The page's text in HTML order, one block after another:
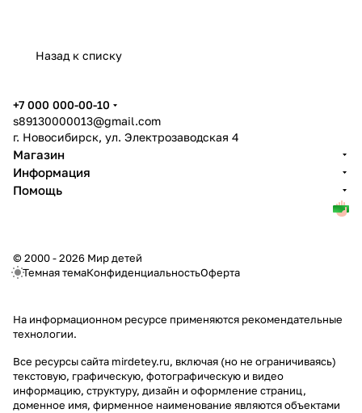
Назад к списку
+7 000 000-00-10
s89130000013@gmail.com
г. Новосибирск, ул. Электрозаводская 4
Магазин
Информация
Помощь
© 2000 - 2026 Мир детей
Темная темаКонфиденциальностьОферта
На информационном ресурсе применяются рекомендательные
технологии.
Все ресурсы сайта mirdetey.ru, включая (но не ограничиваясь)
текстовую, графическую, фотографическую и видео
информацию, структуру, дизайн и оформление страниц,
доменное имя, фирменное наименование являются объектами